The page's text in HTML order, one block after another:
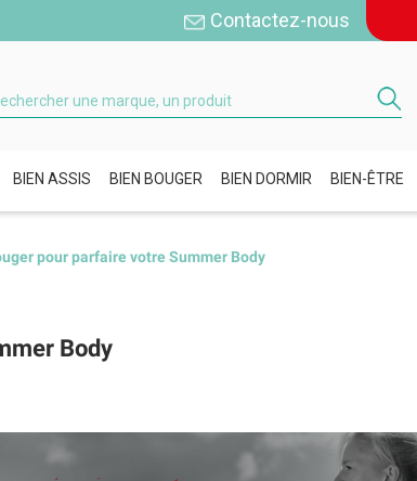
Contactez-nous
BIEN ASSIS BIEN BOUGER BIEN DORMIR BIEN-ÊTRE
pour parfaire votre Summer Body
Body